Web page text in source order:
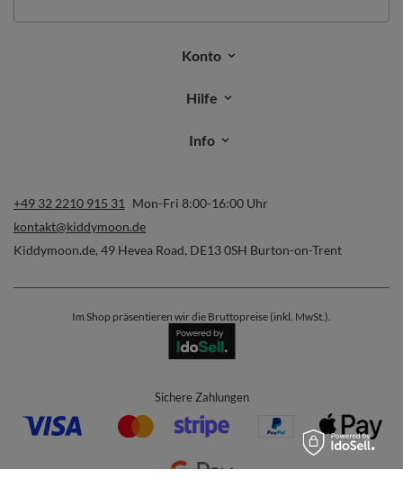
Konto
Hilfe
Info
+49 32 2210 915 31
Mon-Fri 8:00-16:00 Uhr
kontakt@kiddymoon.de
Kiddymoon.de, 49 Hevea Road, DE13 0SH Burton-on-Trent
Im Shop präsentieren wir die Bruttopreise (inkl. MwSt.).
Sichere Zahlungen